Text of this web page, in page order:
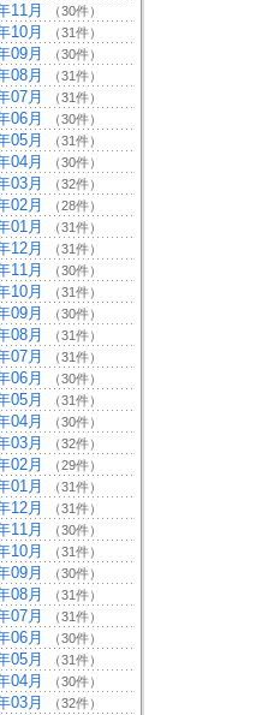
11月 （30件）
10月 （31件）
09月 （30件）
08月 （31件）
07月 （31件）
06月 （30件）
05月 （31件）
04月 （30件）
03月 （32件）
02月 （28件）
01月 （31件）
12月 （31件）
11月 （30件）
10月 （31件）
09月 （30件）
08月 （31件）
07月 （31件）
06月 （30件）
05月 （31件）
04月 （30件）
03月 （32件）
02月 （29件）
01月 （31件）
12月 （31件）
11月 （30件）
10月 （31件）
09月 （30件）
08月 （31件）
07月 （31件）
06月 （30件）
05月 （31件）
04月 （30件）
03月 （32件）